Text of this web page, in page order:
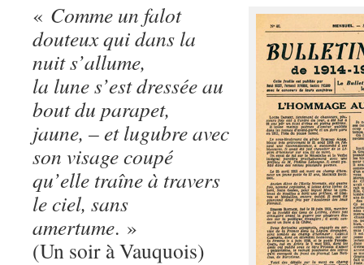
« Comme un falot
douteux qui dans la
nuit s’allume,
la lune s’est dressée au
bout du parapet,
jaune, – et lugubre avec
son visage coupé
qu’elle traîne à travers
le ciel, sans
amertume. »
(Un soir à Vauquois)